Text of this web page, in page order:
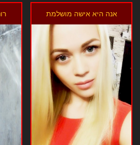
אנה היא אישה מושלמת